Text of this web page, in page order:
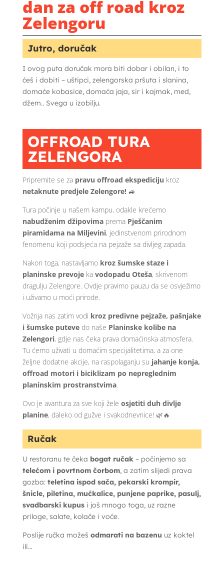
dan za off road kroz
Zelengoru
Jutro, doručak
I ovog puta doručak mora biti dobar i obilan, i to
ćeš i dobiti – uštipci, zelengorska pršuta i slanina,
domaće kobasice, domaća jaja, sir i kajmak, med,
džem.. Svega u izobilju.
OFFROAD TURA
ZELENGORA
Pripremite se za pravu offroad ekspediciju kroz
netaknute predjele Zelengore!🚙
Tura počinje u našem kampu, odakle krećemo
nabudženim džipovimaprema Pješčanim
piramidama na Miljevini, jedinstvenom prirodnom
fenomenu koji podsjeća na pejzaže sa divljeg zapada.
Nakon toga, nastavljamo kroz šumske staze i
planinske prevojeka vodopadu Oteša, skrivenom
dragulju Zelengore. Ovdje pravimo pauzu da se osvježimo
i uživamo u moći prirode.
Vožnja nas zatim vodi kroz predivne pejzaže, pašnjake
i šumske putevedo naše Planinske kolibe na
Zelengori, gdje nas čeka prava domaćinska atmosfera.
Tu ćemo uživati u domaćim specijalitetima, a za one
željne dodatne akcije, na raspolaganju su jahanje konja,
offroad motori i biciklizam po nepreglednim
planinskim prostranstvima.
Ovo je avantura za sve koji žele osjetiti duh divlje
planine, daleko od gužve i svakodnevnice! 🌿🔥
Ručak
U restoranu te čeka bogat ručak– počinjemo sa
telećom i povrtnom čorbom, a zatim slijedi prava
gozba: teletina ispod sača, pekarski krompir,
šnicle, piletina, mućkalice, punjene paprike, pasulj,
svadbarski kupusi još mnogo toga, uz razne
priloge, salate, kolače i voće.
Poslije ručka možeš odmarati na bazenu uz koktel
ili…